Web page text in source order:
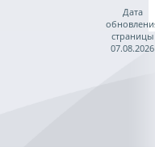
Дата
страницы
07.08.2026